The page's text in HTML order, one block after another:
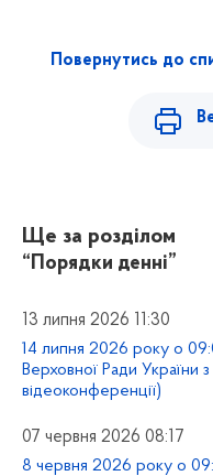
Повернутись до
Ще за розділом
“Порядки денні”
13 липня 2026 11:30
14 липня 2026 року о
Верховної Ради України
відеоконференції)
07 червня 2026 08:17
8 червня 2026 року о